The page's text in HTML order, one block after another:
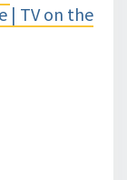
| TV on the